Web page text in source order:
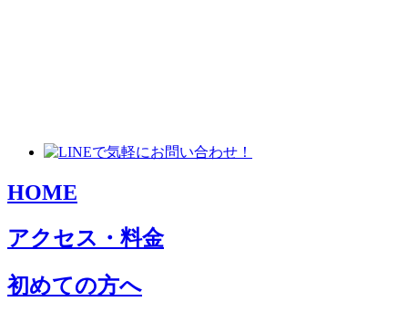
HOME
アクセス・料金
初めての方へ